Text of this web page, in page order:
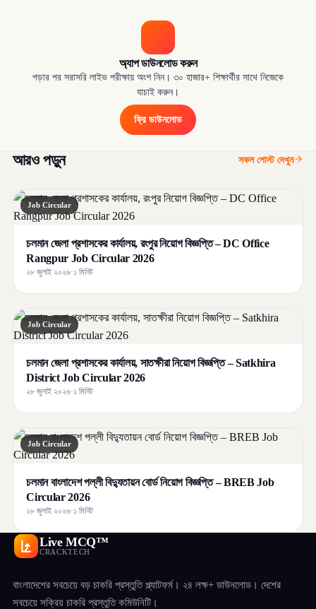
অ্যাপ ডাউনলোড করুন
পড়ার পর সরাসরি লাইভ পরীক্ষায় অংশ নিন। ৩০ হাজার+ শিক্ষার্থীর সাথে নিজেকে
যাচাই করুন।
ফ্রি ডাউনলোড
আরও পড়ুন সকল পোস্ট দেখুন
Job Circular
চলমান জেলা প্রশাসকের কার্যালয়, রংপুর নিয়োগ বিজ্ঞপ্তি – DC Office
Rangpur Job Circular 2026
২৮ জুলাই ২০২৬·১ মিনিট
Job Circular
চলমান জেলা প্রশাসকের কার্যালয়, সাতক্ষীরা নিয়োগ বিজ্ঞপ্তি – Satkhira
District Job Circular 2026
২৮ জুলাই ২০২৬·১ মিনিট
Job Circular
চলমান বাংলাদেশ পল্লী বিদ্যুতায়ন বোর্ড নিয়োগ বিজ্ঞপ্তি – BREB Job
Circular 2026
২৮ জুলাই ২০২৬·১ মিনিট
Live MCQ™
CRACKTECH
বাংলাদেশের সবচেয়ে বড় চাকরি প্রস্তুতি প্ল্যাটফর্ম। ২৪ লক্ষ+ ডাউনলোড। দেশের
সবচেয়ে সক্রিয় চাকরি প্রস্তুতি কমিউনিটি।